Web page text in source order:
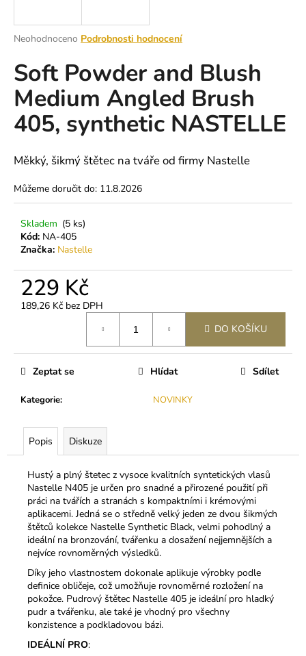
Průměrné
produktu
je
0,0
z
hvězdiček.
Neohodnoceno Podrobnosti hodnocení
Soft Powder and Blush
Medium Angled Brush
405, synthetic NASTELLE
Měkký, šikmý štětec na tváře od firmy Nastelle
Můžeme doručit do: 11.8.2026
Skladem (5 ks)
Kód: NA-405
Značka: Nastelle
229 Kč
189,26 Kč bez DPH
DO KOŠÍKU
Kategorie: NOVINKY
Zeptat se Hlídat Sdílet
Popis Diskuze
Hustý a plný štetec z vysoce kvalitních syntetických vlasů
Nastelle N405 je určen pro snadné a přirozené použití při
práci na tvářích a stranách s kompaktními i krémovými
aplikacemi. Jedná se o středně velký jeden ze dvou šikmých
štětců kolekce Nastelle Synthetic Black, velmi pohodlný a
ideální na bronzování, tvářenku a dosažení nejjemnějších a
nejvíce rovnoměrných výsledků.
Díky jeho vlastnostem dokonale aplikuje výrobky podle
definice obličeje, což umožňuje rovnoměrné rozložení na
pokožce. Pudrový štětec Nastelle 405 je ideální pro hladký
pudr a tvářenku, ale také je vhodný pro všechny
konzistence a podkladovou bázi.
IDEÁLNÍ PRO:
j
t
?
HLEDAT
D
o
p
e
m
BL
LASHES
PRIMER
-
ODMAŠŤOVAČ
ŘAS
199